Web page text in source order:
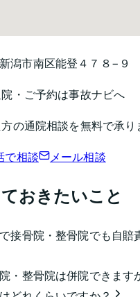
潟市南区能登４７８−９
・ご予約は事故ナビへ
の通院相談を無料で承り
で相談 メール相談
おきたいこと
接骨院・整骨院でも自賠
・整骨院は併院できます